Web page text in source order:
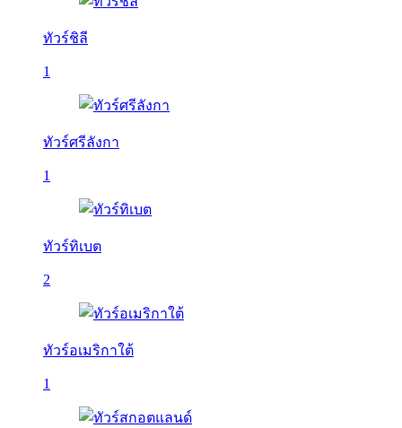
ทัวร์ชิลี
1
ทัวร์ศรีลังกา
1
ทัวร์ทิเบต
2
ทัวร์อเมริกาใต้
1